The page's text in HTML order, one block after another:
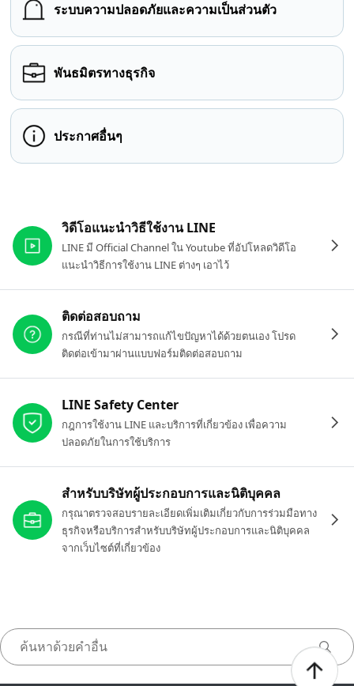
ระบบความปลอดภัยและความเป็นส่วนตัว
พันธมิตรทางธุรกิจ
ประกาศอื่นๆ
วิดีโอแนะนำวิธีใช้งาน LINE
LINE มี Official Channel ใน Youtube ที่อัปโหลดวิดีโอ
แนะนำวิธีการใช้งาน LINE ต่างๆ เอาไว้
ติดต่อสอบถาม
กรณีที่ท่านไม่สามารถแก้ไขปัญหาได้ด้วยตนเอง โปรด
ติดต่อเข้ามาผ่านแบบฟอร์มติดต่อสอบถาม
LINE Safety Center
กฎการใช้งาน LINE และบริการที่เกี่ยวข้อง เพื่อความ
ปลอดภัยในการใช้บริการ
สำหรับบริษัทผู้ประกอบการและนิติบุคคล
กรุณาตรวจสอบรายละเอียดเพิ่มเติมเกี่ยวกับการร่วมมือทาง
ธุรกิจหรือบริการสำหรับบริษัทผู้ประกอบการและนิติบุคคล
จากเว็บไซต์ที่เกี่ยวข้อง